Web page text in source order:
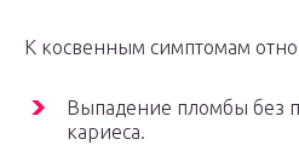
К косвенным симптомам
Выпадение пломбы без
кариеса.